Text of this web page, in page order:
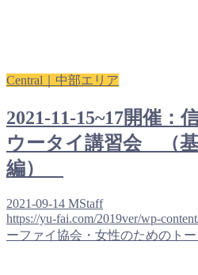
Central｜中部エリア
2021-11-15~17開催：
ウータイ講習会 （
編）
2021-09-14 MStaff
https://yu-fai.com/2019ver/wp-
ーファイ協会・女性のためのト